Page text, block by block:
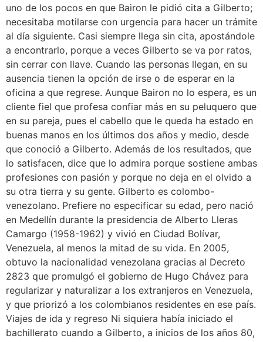
uno de los pocos en que Bairon le pidió cita a Gilberto;
necesitaba motilarse con urgencia para hacer un trámite
al día siguiente. Casi siempre llega sin cita, apostándole
a encontrarlo, porque a veces Gilberto se va por ratos,
sin cerrar con llave. Cuando las personas llegan, en su
ausencia tienen la opción de irse o de esperar en la
oficina a que regrese. Aunque Bairon no lo espera, es un
cliente fiel que profesa confiar más en su peluquero que
en su pareja, pues el cabello que le queda ha estado en
buenas manos en los últimos dos años y medio, desde
que conoció a Gilberto. Además de los resultados, que
lo satisfacen, dice que lo admira porque sostiene ambas
profesiones con pasión y porque no deja en el olvido a
su otra tierra y su gente. Gilberto es colombo-
venezolano. Prefiere no especificar su edad, pero nació
en Medellín durante la presidencia de Alberto Lleras
Camargo (1958-1962) y vivió en Ciudad Bolívar,
Venezuela, al menos la mitad de su vida. En 2005,
obtuvo la nacionalidad venezolana gracias al Decreto
2823 que promulgó el gobierno de Hugo Chávez para
regularizar y naturalizar a los extranjeros en Venezuela,
y que priorizó a los colombianos residentes en ese país.
Viajes de ida y regreso Ni siquiera había iniciado el
bachillerato cuando a Gilberto, a inicios de los años 80,